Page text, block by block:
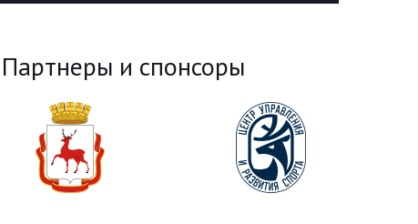
Партнеры и спонсоры